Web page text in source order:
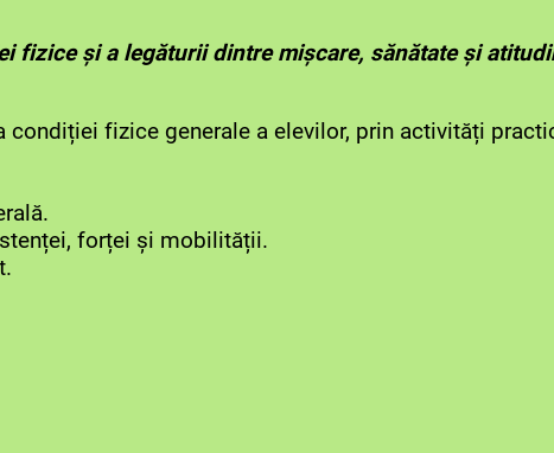
fizice și a legăturii dintre mișcare, sănătate și
fizice generale a elevilor, prin activități
forței și mobilității.